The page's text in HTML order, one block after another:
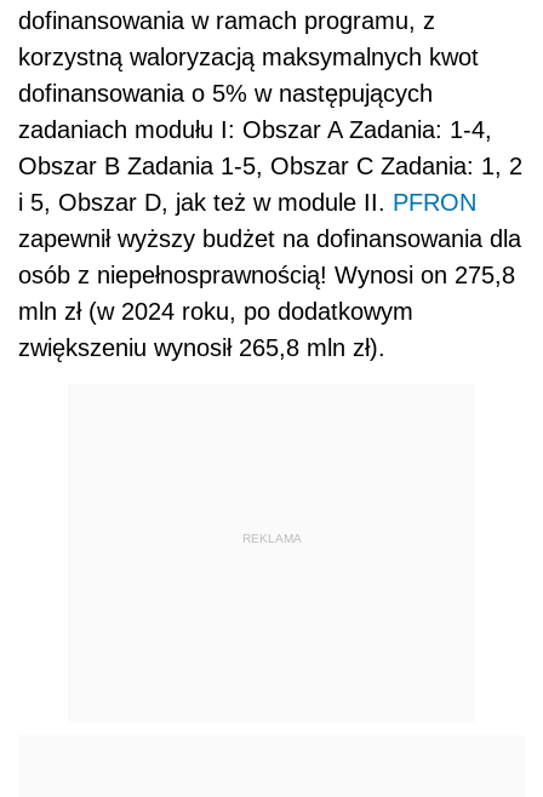
dofinansowania w ramach programu, z
korzystną waloryzacją maksymalnych kwot
dofinansowania o 5% w następujących
zadaniach modułu I: Obszar A Zadania: 1-4,
Obszar B Zadania 1-5, Obszar C Zadania: 1, 2
i 5, Obszar D, jak też w module II. PFRON
zapewnił wyższy budżet na dofinansowania dla
osób z niepełnosprawnością! Wynosi on 275,8
mln zł (w 2024 roku, po dodatkowym
zwiększeniu wynosił 265,8 mln zł).
REKLAMA